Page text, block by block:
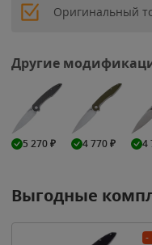
Оригинальный
Другие
5 270₽ 4 770₽ 4
Выгодные
-